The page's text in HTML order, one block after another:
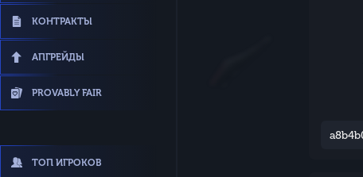
КОНТРАКТЫ
АПГРЕЙДЫ
PROVABLY FAIR
ТОП ИГРОКОВ